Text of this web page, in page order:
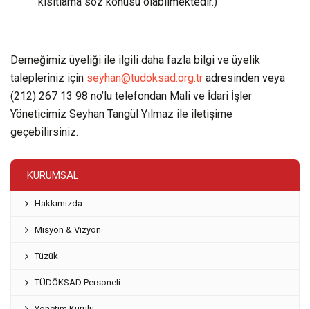
Derneğimiz üyeliği ile ilgili daha fazla bilgi ve üyelik
talepleriniz için seyhan@tudoksad.org.tr adresinden veya
(212) 267 13 98 no’lu telefondan Mali ve İdari İşler
Yöneticimiz Seyhan Tangül Yılmaz ile iletişime
geçebilirsiniz.
KURUMSAL
Hakkımızda
Misyon & Vizyon
Tüzük
TÜDÖKSAD Personeli